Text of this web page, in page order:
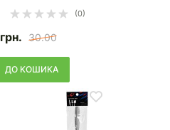
(0)
грн. 30.00
ДО КОШИКА